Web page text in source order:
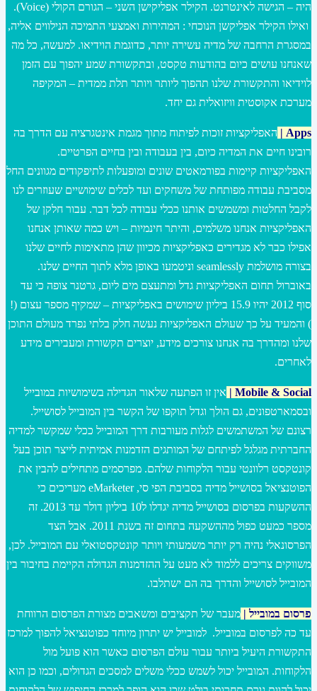
היה – הגישה לאינטרנט. הקילר אפליקישן השני – הגורם הקולי (Voice).
ואילו הקילר אפליקשן הנוכחי : המהירות ואמצעי התמיכה הנילווים אליה,
במסגרת הרחבה של מדיה עשירה יותר, כדוגמת הוידיאו. למעשה, כל מה
שאנחנו עושים כיום בהודעות טקסט, ובתקשורת שמע יהפוך עם הזמן
לוידיאו והתקשורת שלנו תהפוך ליותר ויותר תלת ממדית – המקיפה
מערכת אקוסטית וויזואלית גם יחד.
Apps
| האפליקציות זוכות לפיתוח מתוך מגמת אינטגרציה עם הדרך בה
רובינו חיים את המדיה כיום, בין בעבודה ובין בחיים הפרטיים.
האפליקציות קיימות בפורמאטים שונים ומופעלות לתיפקודים מגוונים החל
מסביבת עבודה מפותחת של משחקים ועד לכלים שימושיים שעוזרים לנו
לקבל החלטות ומשמשים אותנו ככלי עבודה לכל דבר. עבור חלקן של
האפליקציות אנחנו משלמים, והיתר חינמיות – ויש כמה שאותן אנחנו
אפילו כבר לא מגדירים כאפליקציות מכיוון שהן מתאימות לחיים שלנו
בצורה מושלמת seamlessly וניטמעו באופן מלא לתוך החיים שלנו.
באוברול תחום האפליקציות גדל ומתעצם מים ליום, גרטנר צופה כי עד
סוף 2012 יהיו 15.9 ביליון שימושים באפליקציות – שמקיף מספר עצום (!
) והמעיד על כך שעולם האפליקציות נעשה חלק בלתי נפרד מעולם התוכן
שלנו ומהדרך בה אנחנו צורכים מידע, יוצרים תקשורת ומעבירים מידע
לאחרים.
Mobile & Social
| אין זו הפתעה שלאור הגדילה בשימושיות במובייל
ובסמארטפונים, גם הולך וגדל תוקפו של הקשר בין המובייל לסושייל.
רצונם של המשתמשים לגלות מעורבות דרך המובייל ככלי שמקשר למדיה
החברתית מגלגל לפיתחם של המותגים הזדמנות אמיתית לייצר תוכן בעל
קונטקסט רלוונטי עבור הלקוחות שלהם. מפרסמים מתחילים להבין את
הפוטנציאל בסושייל מדיה בסביבת הפי סי, eMarketer מעריכים כי
ההשקעות בפרסום בסושייל מדיה יגדלו ל10 ביליון דולר עד 2013. זה
מספר כמעט כפול מההשקעה בתחום זה בשנת 2011. אבל הצד
הפרסונאלי נהיה רק יותר משמעותי ויותר קונטקסטואלי עם המובייל. לכן,
משווקים צריכים ללמוד לא מעט על ההזדמנות הגדולה הקיימת בחיבור בין
המובייל לסושייל והדרך בה הם ישתלבו.
פרסום במובייל | מעבר של תקציבים ומשאבים מצורת הפרסום הרווחת
עד כה לפרסום במובייל. למובייל יש יתרון מיוחד כפוטנציאל להפוך למרכז
התקשורת היעיל ביותר עבור עולם הפרסום כאשר הוא פועל מול
הלקוחות. המובייל יכול לשמש ככלי משלים למסכים הגדולים, וכמו כן הוא